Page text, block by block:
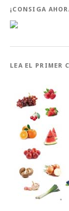
¡CONSIGA
LEA EL PRIMER